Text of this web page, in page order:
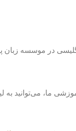
در موسسه زبان
ما، می‌توانید به